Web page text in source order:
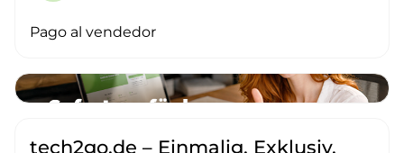
Pago al vendedor
tech2go.de – Einmalig. Exklusiv.